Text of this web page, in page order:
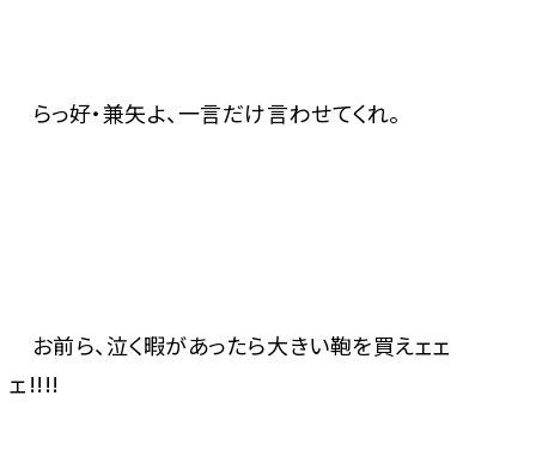
らっ好・兼矢よ、一言だけ言わせてくれ。
お前ら、泣く暇があったら大きい鞄を買えェェ
ェ!!!!